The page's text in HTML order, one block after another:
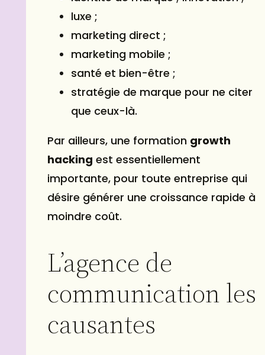
luxe ;
marketing direct ;
marketing mobile ;
santé et bien-être ;
stratégie de marque pour ne citer
que ceux-là.
Par ailleurs, une formation growth
hacking est essentiellement
importante, pour toute entreprise qui
désire générer une croissance rapide à
moindre coût.
L’agence de
communication les
causantes